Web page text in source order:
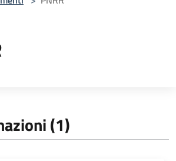
(1)